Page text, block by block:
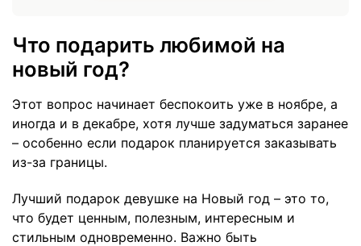
Что подарить любимой на
новый год?
Этот вопрос начинает беспокоить уже в ноябре, а
иногда и в декабре, хотя лучше задуматься заранее
– особенно если подарок планируется заказывать
из-за границы.
Лучший подарок девушке на Новый год – это то,
что будет ценным, полезным, интересным и
стильным одновременно. Важно быть